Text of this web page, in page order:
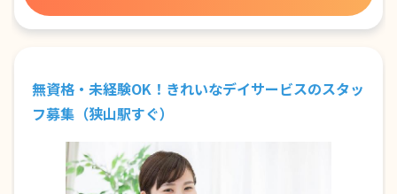
無資格・未経験OK！きれいなデイサービスのスタッ
フ募集（狭山駅すぐ）